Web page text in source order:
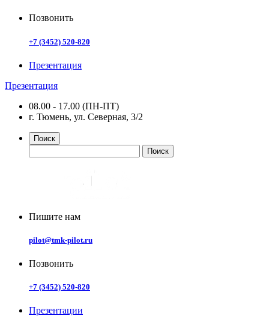
Позвонить
+7 (3452) 520-820
Презентация
Презентация
08.00 - 17.00 (ПН-ПТ)
г. Тюмень, ул. Северная, 3/2
Поиск
Пишите нам
pilot@tmk-pilot.ru
Позвонить
+7 (3452) 520-820
Презентации